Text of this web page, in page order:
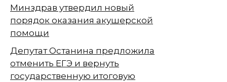
Минздрав утвердил новый
порядок оказания акушерской
помощи
Депутат Останина предложила
отменить ЕГЭ и вернуть
государственную итоговую